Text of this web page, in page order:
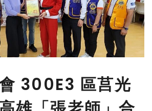
300E3 區莒光